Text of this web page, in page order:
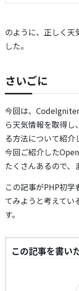
のように、正しく天
した。
さいごに
今回は、
ら天気情報を取得
る方法について紹介
今回ご紹介した
たくさんあるので、
この記事がPHP初
てみようと考えてい
す。
この記事を書い